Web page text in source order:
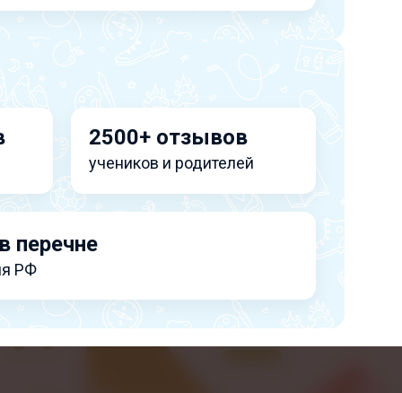
2500+ отзывов
учеников и родителей
перечне
РФ